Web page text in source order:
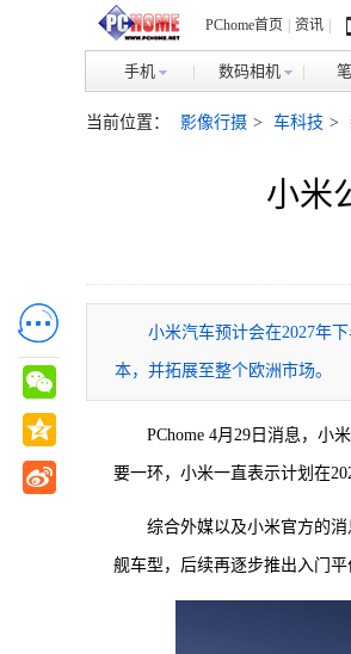
PChome首页 资讯
手机 数码相机
当前位置： 影像行摄 > 车科技 >
小米
小米汽车预计会在2027年
本，并拓展至整个欧洲市场。
PChome 4月29日消息，小
要一环，小米一直表示计划在
综合外媒以及小米官方的
舰车型，后续再逐步推出入门